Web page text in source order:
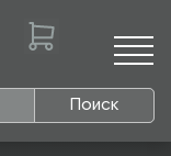
Поиск